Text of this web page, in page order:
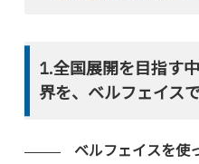
1.全国展開を目指す
界を、ベルフェイス
ベルフェイスを使